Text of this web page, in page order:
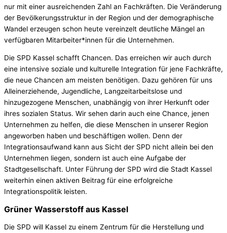
nur mit einer ausreichenden Zahl an Fachkräften. Die Veränderung
der Bevölkerungsstruktur in der Region und der demographische
Wandel erzeugen schon heute vereinzelt deutliche Mängel an
verfügbaren Mitarbeiter*innen für die Unternehmen.
Die SPD Kassel schafft Chancen. Das erreichen wir auch durch
eine intensive soziale und kulturelle Integration für jene Fachkräfte,
die neue Chancen am meisten benötigen. Dazu gehören für uns
Alleinerziehende, Jugendliche, Langzeitarbeitslose und
hinzugezogene Menschen, unabhängig von ihrer Herkunft oder
ihres sozialen Status. Wir sehen darin auch eine Chance, jenen
Unternehmen zu helfen, die diese Menschen in unserer Region
angeworben haben und beschäftigen wollen. Denn der
Integrationsaufwand kann aus Sicht der SPD nicht allein bei den
Unternehmen liegen, sondern ist auch eine Aufgabe der
Stadtgesellschaft. Unter Führung der SPD wird die Stadt Kassel
weiterhin einen aktiven Beitrag für eine erfolgreiche
Integrationspolitik leisten.
Grüner Wasserstoff aus Kassel
Die SPD will Kassel zu einem Zentrum für die Herstellung und